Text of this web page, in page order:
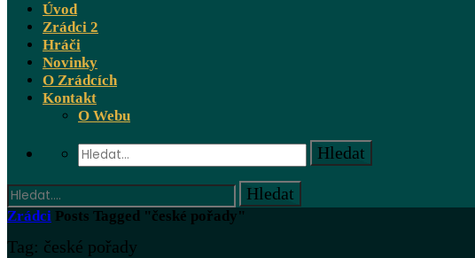
Úvod
Zrádci 2
Hráči
Novinky
O Zrádcích
Kontakt
O Webu
Zrádci Posts Tagged "české pořady"
Tag: české pořady